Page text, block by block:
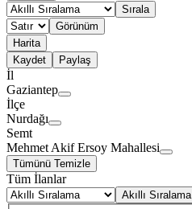
Sırala
Görünüm
Harita
Kaydet
Paylaş
İl
Gaziantep
İlçe
Nurdağı
Semt
Mehmet Akif Ersoy Mahallesi
Tümünü Temizle
Tüm İlanlar
Akıllı Sıralama